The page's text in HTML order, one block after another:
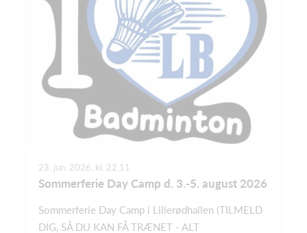
23. jun. 2026, kl. 22.11
Sommerferie Day Camp d. 3.-5. august 2026
Sommerferie Day Camp i Lillerødhallen (TILMELD
DIG, SÅ DU KAN FÅ TRÆNET - ALT